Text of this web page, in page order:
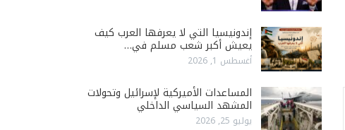
إندونيسيا التي لا يعرفها العرب كيف
يعيش أكبر شعب مسلم في…
أغسطس 1, 2026
المساعدات الأميركية لإسرائيل وتحولات
المشهد السياسي الداخلي
يوليو 25, 2026